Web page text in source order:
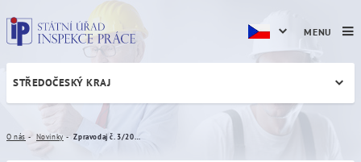
Zpravodaj č. 3/2019
STŘEDOČESKÝ KRAJ
O nás Novinky
MENU